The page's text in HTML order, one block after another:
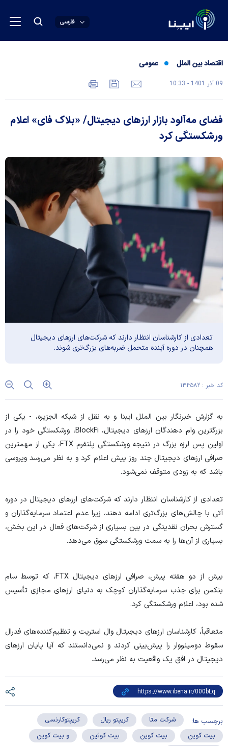
فارسی
اقتصاد بین الملل عمومی
09 آذر 1401 - 10:33
فضای مه‌آلود بازار ارزهای دیجیتال/ «بلاک فای» اعلام
ورشکستگی کرد
تعدادی از کارشناسان انتظار دارند که شرکت‌های ارز‌های دیجیتال
همچنان در دوره آینده متحمل ضربه‌های بزرگ‌تری شوند.
کد خبر : ۱۴۳۵۸۲
به گزارش خبرنگار بین الملل ایبنا و به نقل از شبکه الجزیره، - یکی از
بزرگترین وام دهندگان ارز‌های دیجیتال، BlockFi، ورشکستگی خود را در
اولین پس لرزه بزرگ در نتیجه ورشکستگی پلتفرم FTX، یکی از مهمترین
صرافی ارز‌های دیجیتال چند روز پیش اعلام کرد و به نظر می‌رسد ویروسی
باشد که به زودی متوقف نمی‌شود.
تعدادی از کارشناسان انتظار دارند که شرکت‌های ارز‌های دیجیتال در دوره
آتی با چالش‌های بزرگ‌تری ادامه دهند، زیرا عدم اعتماد سرمایه‌گذاران و
گسترش بحران نقدینگی در بین بسیاری از شرکت‌های فعال در این بخش،
بسیاری از آن‌ها را به سمت ورشکستگی سوق می‌دهد.
بیش از دو هفته پیش، صرافی ارز‌های دیجیتال FTX، که توسط سام
بنکمن برای جذب سرمایه‌گذاران کوچک به دنیای ارز‌های مجازی تأسیس
شده بود، اعلام ورشکستگی کرد.
متعاقباً، کارشناسان ارز‌های دیجیتال وال استریت و تنظیم‌کننده‌های فدرال
سقوط دومینووار را پیش‌بینی کردند و نمی‌دانستند که آیا پایان ارز‌های
دیجیتال در افق یک واقعیت به نظر می‌رسد.
برچسب ها: شرکت متا کریپتو ریال
کریپتوکارنسی
بیت کوین
بیت کوین بیت کوئین
و بیت کوین